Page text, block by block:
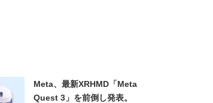
Meta、最新XRHMD「Meta
Quest 3」を前倒し発表。